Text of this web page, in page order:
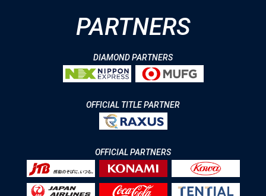
PARTNERS
DIAMOND PARTNERS
OFFICIAL TITLE PARTNER
OFFICIAL PARTNERS